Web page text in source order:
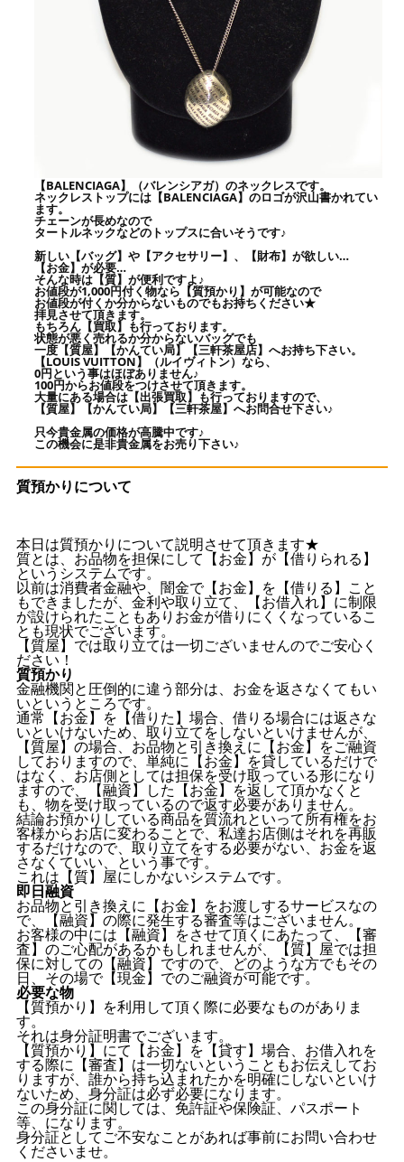
【BALENCIAGA】（バレンシアガ）のネックレスです。
ネックレストップには【BALENCIAGA】のロゴが沢山書かれてい
ます。
チェーンが長めなので
タートルネックなどのトップスに合いそうです♪
新しい【バッグ】や【アクセサリー】、【財布】が欲しい…
【お金】が必要…
そんな時は【質】が便利ですよ♪
お値段が1,000円付く物なら【質預かり】が可能なので
お値段が付くか分からないものでもお持ちください★
拝見させて頂きます。
もちろん【買取】も行っております。
状態が悪く売れるか分からないバッグでも
一度【質屋】【かんてい局】【三軒茶屋店】へお持ち下さい。
【LOUIS VUITTON】（ルイヴィトン）なら、
0円という事はほぼありません♪
100円からお値段をつけさせて頂きます。
大量にある場合は【出張買取】も行っておりますので、
【質屋】【かんてい局】【三軒茶屋】へお問合せ下さい♪
只今貴金属の価格が高騰中です♪
この機会に是非貴金属をお売り下さい♪
質預かりについて
本日は質預かりについて説明させて頂きます★
質とは、お品物を担保にして【お金】が【借りられる】
というシステムです。
以前は消費者金融や、闇金で【お金】を【借りる】こと
もできましたが、金利や取り立て、【お借入れ】に制限
が設けられたこともありお金が借りにくくなっているこ
とも現状でございます。
【質屋】では取り立ては一切ございませんのでご安心く
ださい！
質預かり
金融機関と圧倒的に違う部分は、お金を返さなくてもい
いというところです。
通常【お金】を【借りた】場合、借りる場合には返さな
いといけないため、取り立てをしないといけませんが、
【質屋】の場合、お品物と引き換えに【お金】をご融資
しておりますので、単純に【お金】を貸しているだけで
はなく、お店側としては担保を受け取っている形になり
ますので、【融資】した【お金】を返して頂かなくと
も、物を受け取っているので返す必要がありません。
結論お預かりしている商品を質流れといって所有権をお
客様からお店に変わることで、私達お店側はそれを再販
するだけなので、取り立てをする必要がない、お金を返
さなくていい、という事です。
これは【質】屋にしかないシステムです。
即日融資
お品物と引き換えに【お金】をお渡しするサービスなの
で、【融資】の際に発生する審査等はございません。
お客様の中には【融資】をさせて頂くにあたって、【審
査】のご心配があるかもしれませんが、【質】屋では担
保に対しての【融資】ですので、どのような方でもその
日、その場で【現金】でのご融資が可能です。
必要な物
【質預かり】を利用して頂く際に必要なものがありま
す。
それは身分証明書でございます。
【質預かり】にて【お金】を【貸す】場合、お借入れを
する際に【審査】は一切ないということもお伝えしてお
りますが、誰から持ち込まれたかを明確にしないといけ
ないため、身分証は必ず必要になります。
この身分証に関しては、免許証や保険証、パスポート
等、になります。
身分証としてご不安なことがあれば事前にお問い合わせ
くださいませ。